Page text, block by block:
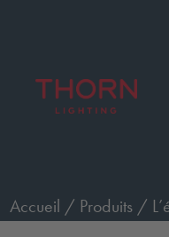
Accueil / Produits /